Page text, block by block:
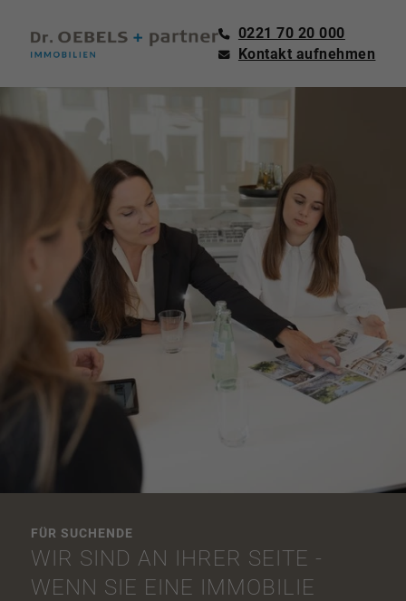
0221 70 20 000
Kontakt aufnehmen
FÜR SUCHENDE
WIR SIND AN IHRER SEITE -
WENN SIE EINE IMMOBILIE